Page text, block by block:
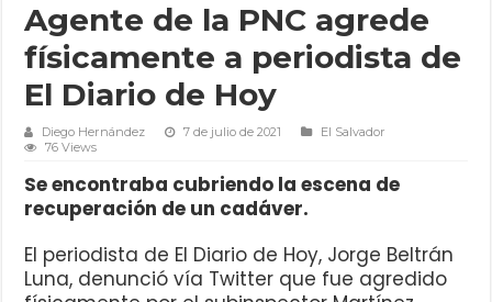
Agente de la PNC agrede
físicamente a periodista de
El Diario de Hoy
Diego Hernández 7 de julio de 2021
El Salvador
76 Views
Se encontraba cubriendo la escena de
recuperación de un cadáver.
El periodista de El Diario de Hoy, Jorge Beltrán
Luna, denunció vía Twitter que fue agredido